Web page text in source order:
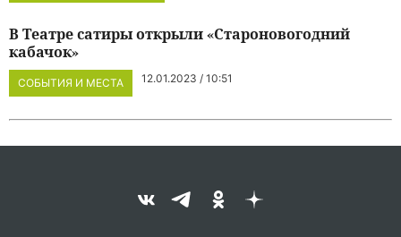
СОБЫТИЯ И МЕСТА 12.01.2023 / 10:51
В Театре сатиры открыли «Староновогодний
кабачок»